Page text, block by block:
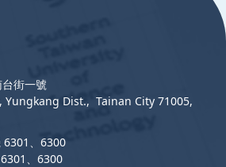
街一號
Yungkang Dist.,  Tainan City 71005,
6301、6300
、6300